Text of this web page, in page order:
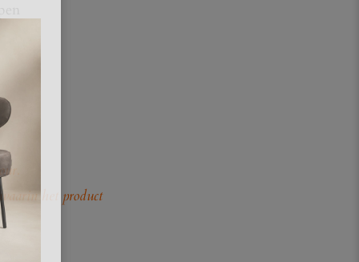
het product